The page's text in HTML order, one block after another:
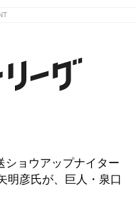
ョウアップナイター
明彦氏が、巨人・泉口